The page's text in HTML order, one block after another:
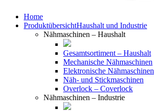
Home
ProduktübersichtHaushalt und Industrie
Nähmaschinen – Haushalt
Gesamtsortiment – Haushalt
Mechanische Nähmaschinen
Elektronische Nähmaschinen
Näh- und Stickmaschinen
Overlock – Coverlock
Nähmaschinen – Industrie